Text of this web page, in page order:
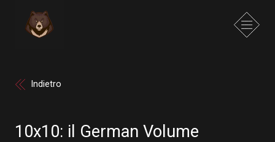
Indietro
10x10: il German Volume